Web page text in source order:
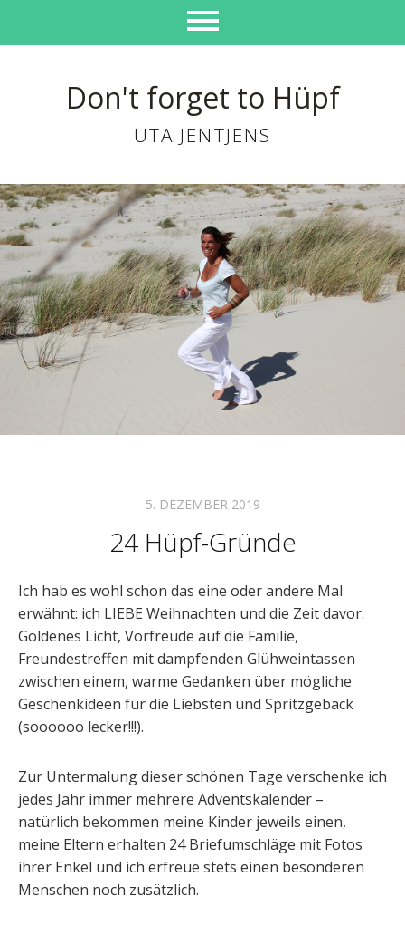
Don't forget to Hüpf
UTA JENTJENS
5. DEZEMBER 2019
24 Hüpf-Gründe
Ich hab es wohl schon das eine oder andere Mal
erwähnt: ich LIEBE Weihnachten und die Zeit davor.
Goldenes Licht, Vorfreude auf die Familie,
Freundestreffen mit dampfenden Glühweintassen
zwischen einem, warme Gedanken über mögliche
Geschenkideen für die Liebsten und Spritzgebäck
(soooooo lecker!!!).
Zur Untermalung dieser schönen Tage verschenke ich
jedes Jahr immer mehrere Adventskalender –
natürlich bekommen meine Kinder jeweils einen,
meine Eltern erhalten 24 Briefumschläge mit Fotos
ihrer Enkel und ich erfreue stets einen besonderen
Menschen noch zusätzlich.